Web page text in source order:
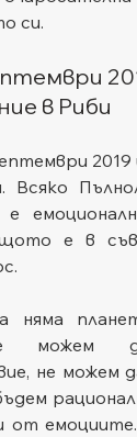
си.
в Риби
2019
Всяко
е
е в
няма
можем
не можем
от